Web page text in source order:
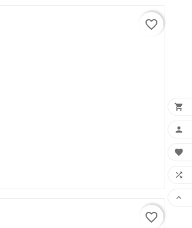
favorite_border
favorite_border




